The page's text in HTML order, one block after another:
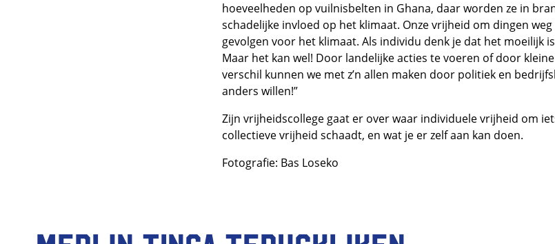
hoeveelheden op vuilnisbelten in Ghana, daar worden ze in
schadelijke invloed op het klimaat. Onze vrijheid om dingen
gevolgen voor het klimaat. Als individu denk je dat het moeilijk
Maar het kan wel! Door landelijke acties te voeren of door
verschil kunnen we met z’n allen maken door politiek en
anders willen!”
Zijn vrijheidscollege gaat er over waar individuele vrijheid om
collectieve vrijheid schaadt, en wat je er zelf aan kan doen.
Fotografie: Bas Loseko